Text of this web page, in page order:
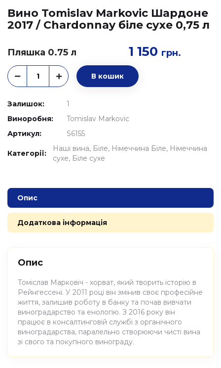
Вино Tomislav Markovic Шардоне
2017 / Chardonnay біле сухе 0,75 л
Пляшка 0.75 л 1 150 грн.
В кошик
Залишок:
1
Виноробня:
Tomislav Markovic
Артикул:
S6155
Категорії:
Наші вина Біле Німеччина Біле Німеччина
сухе Біле сухе
Опис
Додаткова інформація
Опис
Томіслав Марковіч - хорват, який творить історію в
Рейнгессені. У 2011 році він змінив своє професійне
життя, залишив роботу в банку та почав вивчати
виноградарство та енологію. З 2016 року він
працює в консалтинговій службі з органічного
виноградарства, паралельно створюючи чисті вина
зі свого та покупного винограду.